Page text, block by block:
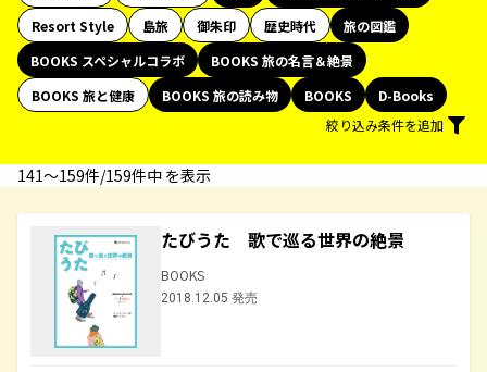
Resort Style
島旅 御朱印 歴史時代
旅の図鑑
BOOKS スペシャルコラボ
BOOKS 旅の名言＆絶景
BOOKS 旅と健康
BOOKS 旅の読み物 BOOKS
D-Books
絞り込み条件を追加
141〜159件/159件中 を表示
たびうた 歌で巡る世界の絶景
BOOKS
2018.12.05 発売